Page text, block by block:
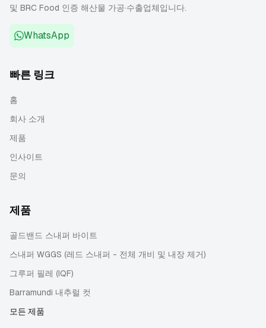
및 BRC Food 인증 해산물 가공·수출업체입니다.
WhatsApp
빠른 링크
홈
회사 소개
제품
인사이트
문의
제품
골드밴드 스내퍼 바이트
스내퍼 WGGS (레드 스내퍼 - 전체 개비 및 내장 제거)
그루퍼 필레 (IQF)
Barramundi 내추럴 컷
모든 제품